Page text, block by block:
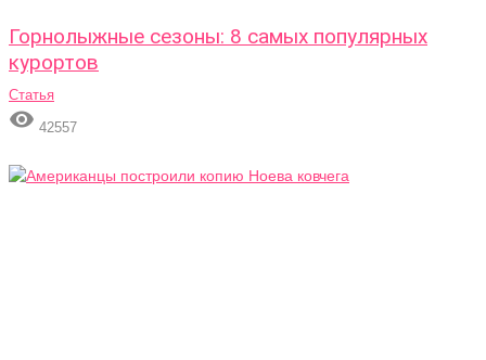
Горнолыжные сезоны: 8 самых популярных
курортов
Статья
 42557